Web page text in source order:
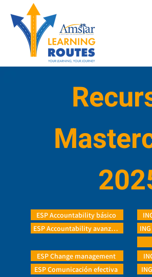
ESP Accountability básico
ESP Accountability avanzado
ESP Change management
ESP Comunicación efectiva